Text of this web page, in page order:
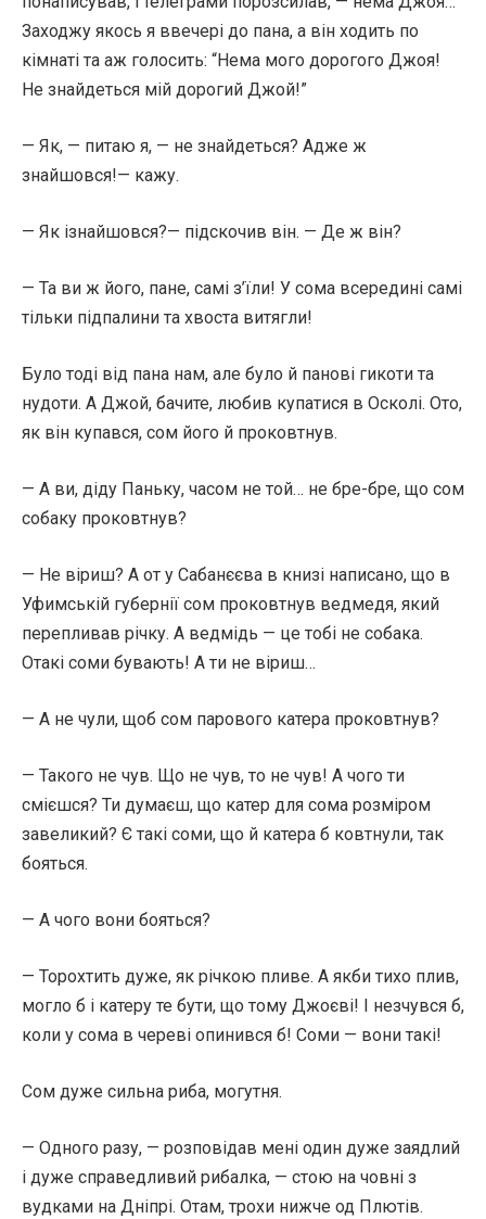
Заходжу якось я ввечері до пана, а він ходить по
кімнаті та аж голосить: “Нема мого дорогого Джоя!
Не знайдеться мій дорогий Джой!”
— Як, — питаю я, — не знайдеться? Адже ж
знайшовся!— кажу.
— Як ізнайшовся?— підскочив він. — Де ж він?
— Та ви ж його, пане, самі з’їли! У сома всередині самі
тільки підпалини та хвоста витягли!
Було тоді від пана нам, але було й панові гикоти та
нудоти. А Джой, бачите, любив купатися в Осколі. Ото,
як він купався, сом його й проковтнув.
— А ви, діду Паньку, часом не той… не бре-бре, що сом
собаку проковтнув?
— Не віриш? А от у Сабанєєва в книзі написано, що в
Уфимській губернії сом проковтнув ведмедя, який
перепливав річку. А ведмідь — це тобі не собака.
Отакі соми бувають! А ти не віриш…
— А не чули, щоб сом парового катера проковтнув?
— Такого не чув. Що не чув, то не чув! А чого ти
смієшся? Ти думаєш, що катер для сома розміром
завеликий? Є такі соми, що й катера б ковтнули, так
бояться.
— А чого вони бояться?
— Торохтить дуже, як річкою пливе. А якби тихо плив,
могло б і катеру те бути, що тому Джоєві! І незчувся б,
коли у сома в череві опинився б! Соми — вони такі!
Сом дуже сильна риба, могутня.
— Одного разу, — розповідав мені один дуже заядлий
і дуже справедливий рибалка, — стою на човні з
вудками на Дніпрі. Отам, трохи нижче од Плютів.